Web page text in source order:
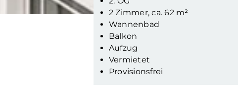
2 Zimmer, ca. 62 m²
Wannenbad
Balkon
Aufzug
Vermietet
Provisionsfrei